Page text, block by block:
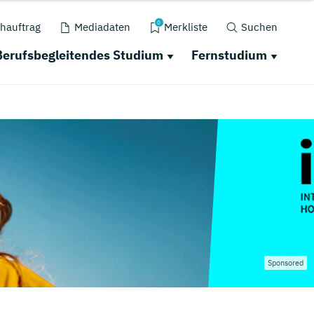
Mediadaten 0 Merkliste Suchen
Studium Fernstudium
Sponsored